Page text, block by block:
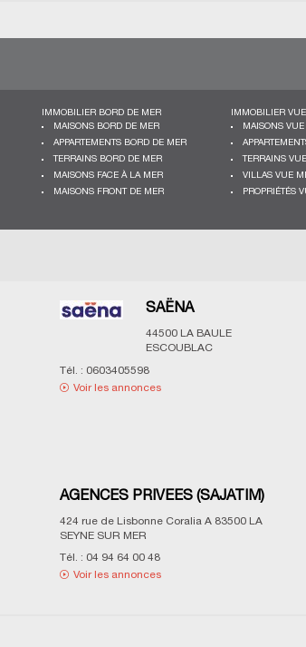
IMMOBILIER BORD DE MER
MAISONS BORD DE MER
APPARTEMENTS BORD DE MER
TERRAINS BORD DE MER
MAISONS FACE À LA MER
MAISONS FRONT DE MER
IMMOBILIER
MAISONS
TERRAINS
VILLAS VUE
PROPRIÉTÉS
SAËNA
44500
LA BAULE
ESCOUBLAC
Tél. : 0603405598
Voir les annonces
AGENCES PRIVEES (SAJATIM)
424 rue de Lisbonne Coralia A 83500
LA
SEYNE SUR MER
Tél. : 04 94 64 00 48
Voir les annonces